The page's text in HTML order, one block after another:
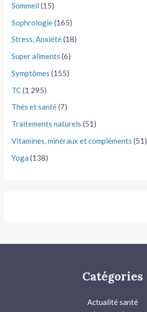
Sommeil (15)
Sophrologie(165)
Stress, Anxiété(18)
Super aliments (6)
Symptômes (155)
TC(1 295)
Thés et santé(7)
Traitements naturels (51)
Vitamines, minéraux et compléments (51)
Yoga (138)
Catégories
Actualité santé